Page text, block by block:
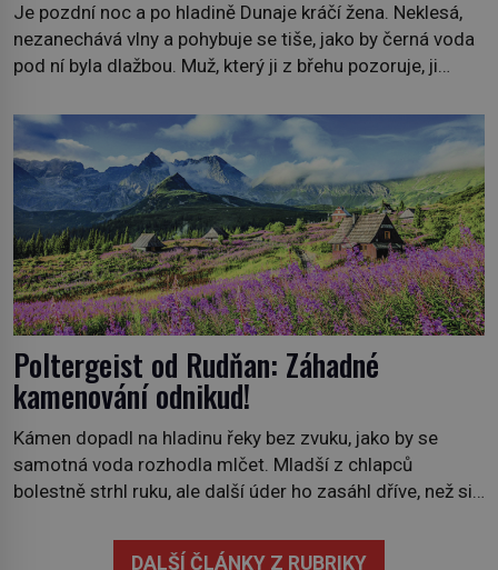
Je pozdní noc a po hladině Dunaje kráčí žena. Neklesá,
nezanechává vlny a pohybuje se tiše, jako by černá voda
pod ní byla dlažbou. Muž, který ji z břehu pozoruje, ji
mrtvá celé století. Vesnice Kisiljevo v severovýchodním
Srbsku má s upíry nevyřízené účty. […]
Poltergeist od Rudňan: Záhadné
kamenování odnikud!
Kámen dopadl na hladinu řeky bez zvuku, jako by se
samotná voda rozhodla mlčet. Mladší z chlapců
bolestně strhl ruku, ale další úder ho zasáhl dříve, než si
zachrčel starší student, ale v houštině na břehu nebyl
DALŠÍ ČLÁNKY Z RUBRIKY